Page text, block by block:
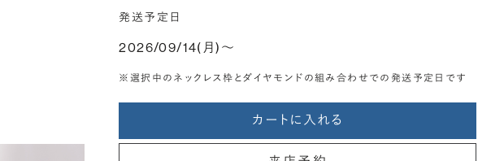
発送予定日
2026/09/14(月)〜
※選択中のネックレス枠とダイヤモンドの組み合わせでの発送予定日です
カートに入れる